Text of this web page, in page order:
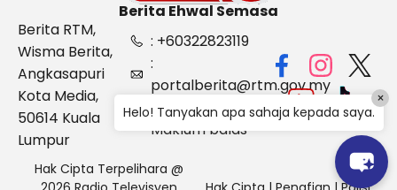
Berita Ehwal Semasa
Berita RTM,
Wisma Berita,
Angkasapuri
Kota Media,
50614 Kuala
Lumpur
: +60322823119
:
portalberita@rtm.gov.my
: Aduan &
Maklum balas
Hak Cipta Terpelihara @
Helo! Tanyakan apa sahaja kepada saya.
×